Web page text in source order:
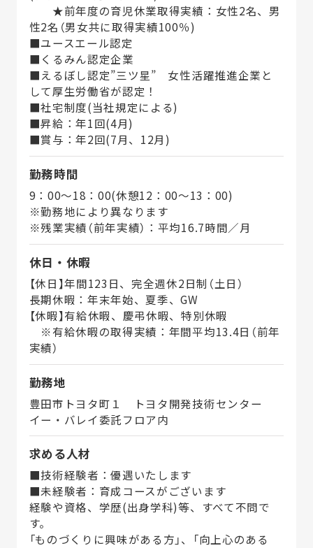
★前年度の育児休業取得実績：女性2名、男
性2名（男女共に取得実績100％)
■ユースエール認定
■くるみん認定企業
■えるぼし認定”三ツ星” 女性活躍推進企業と
して厚生労働省が認定！
■社宅制度(当社規定による)
■昇給：年1回(4月)
■賞与：年2回(7月、12月)
勤務時間
9：00～18：00(休憩12：00～13：00)
※勤務地により異なります
※残業実績（前年実績）：平均16.7時間／月
休日・休暇
【休日】年間123日、完全週休2日制（土日）
長期休暇：年末年始、夏季、GW
【休暇】有給休暇、慶弔休暇、特別休暇
※有給休暇の取得実績：年間平均13.4日（前年
実績）
勤務地
豊田市トヨタ町１ トヨタ開発技術センター
イー・バレイ委託フロア内
求める人材
■技術経験者：優遇いたします
■未経験者：育成コースがございます
経験や資格、学歴(出身学科)等、すべて不問で
す。
「ものづくりに興味がある方」、「向上心のある